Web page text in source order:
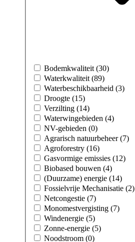
Bodemkwaliteit (30)
Waterkwaliteit (89)
Waterbeschikbaarheid (3)
Droogte (15)
Verzilting (14)
Waterwingebieden (4)
NV-gebieden (0)
Agrarisch natuurbeheer (7)
Agroforestry (16)
Gasvormige emissies (12)
Biobased bouwen (4)
(Duurzame) energie (14)
Fossielvrije Mechanisatie (2)
Netcongestie (7)
Monomestvergisting (7)
Windenergie (5)
Zonne-energie (5)
Noodstroom (0)